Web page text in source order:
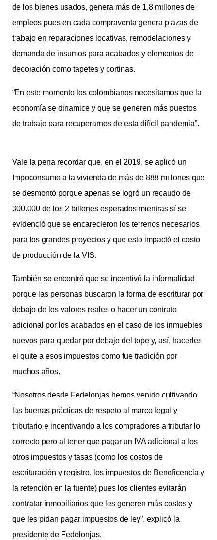
de los bienes usados, genera más de 1,8 millones de
empleos pues en cada compraventa genera plazas de
trabajo en reparaciones locativas, remodelaciones y
demanda de insumos para acabados y elementos de
decoración como tapetes y cortinas.
“En este momento los colombianos necesitamos que la
economía se dinamice y que se generen más puestos
de trabajo para recuperarnos de esta difícil pandemia”.
Vale la pena recordar que, en el 2019, se aplicó un
Impoconsumo a la vivienda de más de 888 millones que
se desmontó porque apenas se logró un recaudo de
300.000 de los 2 billones esperados mientras sí se
evidenció que se encarecieron los terrenos necesarios
para los grandes proyectos y que esto impactó el costo
de producción de la VIS.
También se encontró que se incentivó la informalidad
porque las personas buscaron la forma de escriturar por
debajo de los valores reales o hacer un contrato
adicional por los acabados en el caso de los inmuebles
nuevos para quedar por debajo del tope y, así, hacerles
el quite a esos impuestos como fue tradición por
muchos años.
“Nosotros desde Fedelonjas hemos venido cultivando
las buenas prácticas de respeto al marco legal y
tributario e incentivando a los compradores a tributar lo
correcto pero al tener que pagar un IVA adicional a los
otros impuestos y tasas (como los costos de
escrituración y registro, los impuestos de Beneficencia y
la retención en la fuente) pues los clientes evitarán
contratar inmobiliarios que les generen más costos y
que les pidan pagar impuestos de ley”, explicó la
presidente de Fedelonjas.